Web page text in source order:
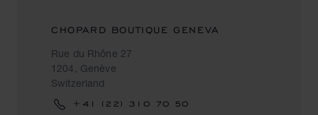
CHOPARD BOUTIQUE GENEVA
Rue du Rhône 27
1204, Genève
Switzerland
+41 (22) 310 70 50